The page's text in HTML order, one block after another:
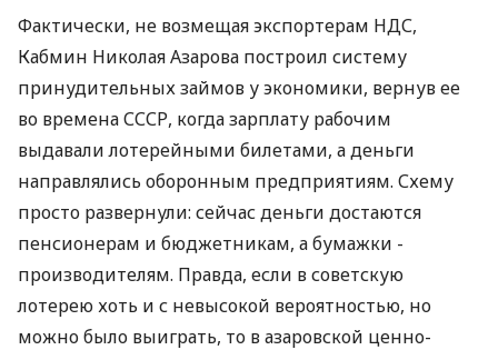
Фактически, не возмещая экспортерам НДС,
Кабмин Николая Азарова построил систему
принудительных займов у экономики, вернув ее
во времена СССР, когда зарплату рабочим
выдавали лотерейными билетами, а деньги
направлялись оборонным предприятиям. Схему
просто развернули: сейчас деньги достаются
пенсионерам и бюджетникам, а бумажки -
производителям. Правда, если в советскую
лотерею хоть и с невысокой вероятностью, но
можно было выиграть, то в азаровской ценно-